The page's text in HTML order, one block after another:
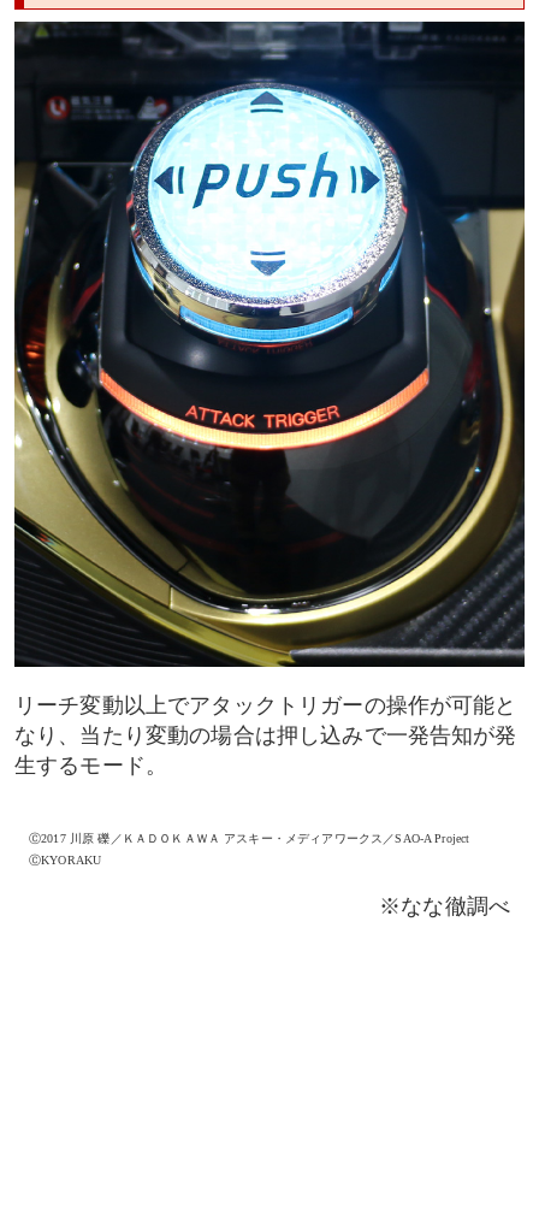
リーチ変動以上でアタックトリガーの操作が可能と
なり、当たり変動の場合は押し込みで一発告知が発
生するモード。
Ⓒ2017 川原 礫／ＫＡＤＯＫＡＷＡ アスキー・メディアワークス／SAO-A Project
ⒸKYORAKU
※なな徹調べ